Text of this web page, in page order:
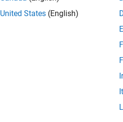
United States (English)